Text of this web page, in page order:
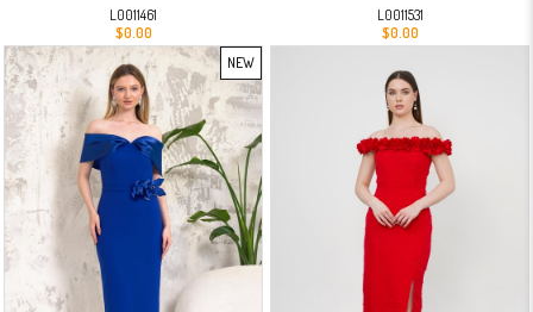
L0011461
$0.00
L0011531
$0.00
NEW
ITEM